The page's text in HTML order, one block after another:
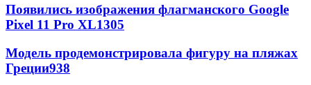
Появились изображения флагманского Google
Pixel 11 Pro XL1305
Модель продемонстрировала фигуру на пляжах
Греции938